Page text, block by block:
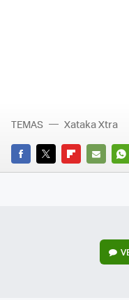
FACEBOOK
TWITTERFLIPBOARD
E-
TEMAS Xataka Xtra